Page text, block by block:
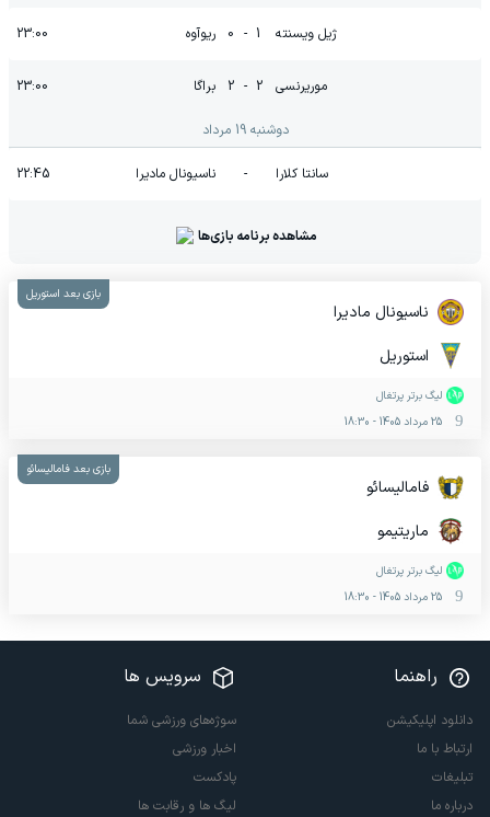
ژیل ویسنته 1
-
0 ریوآوه 23:00
موریرنسی 2
-
2 براگا 23:00
دوشنبه 19 مرداد
سانتا کلارا - ناسیونال مادیرا 22:45
مشاهده برنامه بازی‌ها
ناسیونال مادیرا
استوریل
لیگ برتر پرتغال
25 مرداد 1405
-
18:30
بازی بعد استوریل
فامالیسائو
ماریتیمو
لیگ برتر پرتغال
25 مرداد 1405
-
18:30
بازی بعد فامالیسائو
راهنما
دانلود اپلیکیشن
ارتباط با ما
تبلیغات
درباره ما
سرویس ها
سوژه‌های ورزشی شما
اخبار ورزشی
پادکست
لیگ ها و رقابت ها